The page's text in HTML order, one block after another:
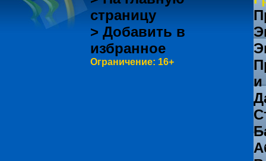
страницу
> Добавить в
избранное
Ограничение: 16+